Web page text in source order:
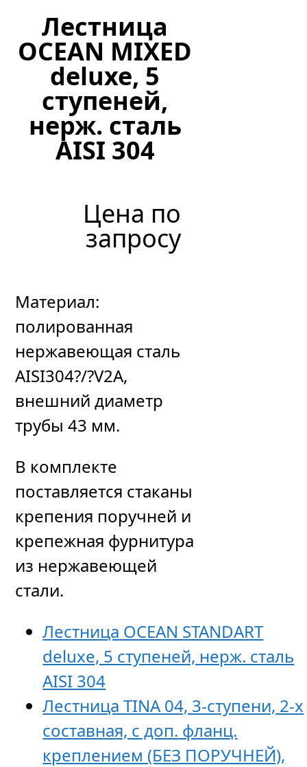
Лестница
OCEAN MIXED
deluxe, 5
ступеней,
нерж. сталь
AISI 304
Цена по
запросу
Материал:
полированная
нержавеющая сталь
AISI304?/?V2A,
внешний диаметр
трубы 43 мм.
В комплекте
поставляется стаканы
крепения поручней и
крепежная фурнитура
из нержавеющей
стали.
Лестница OCEAN STANDART
deluxe, 5 ступеней, нерж. сталь
AISI 304
Лестница TINA 04, 3-ступени, 2-х
составная, с доп. фланц.
креплением (БЕЗ ПОРУЧНЕЙ),